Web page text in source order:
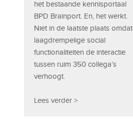
het bestaande kennisportaal
BPD Brainport. En, het werkt.
Niet in de laatste plaats omdat
laagdrempelige social
functionaliteiten de interactie
tussen ruim 350 collega’s
verhoogt.
Lees verder >